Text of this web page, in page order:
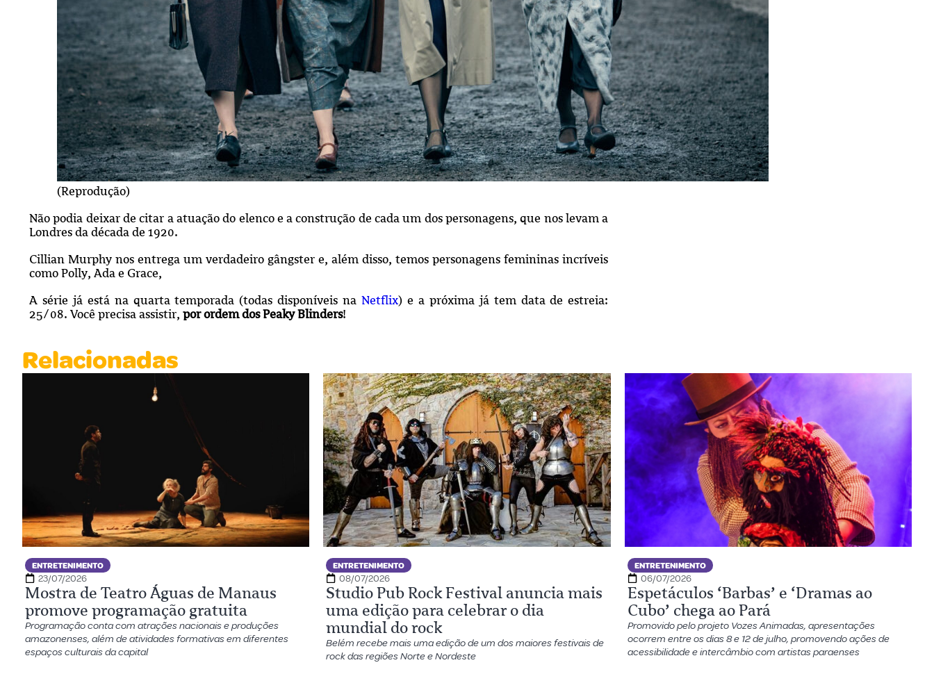
(Reprodução)
Não podia deixar de citar a atuação do elenco e a construção de cada um dos personagens, que nos levam a
Londres da década de 1920.
Cillian Murphy nos entrega um verdadeiro gângster e, além disso, temos personagens femininas incríveis
como Polly, Ada e Grace,
A série já está na quarta temporada (todas disponíveis naNetflix) e a próxima já tem data de estreia:
25/08. Você precisa assistir, por ordem dos Peaky Blinders!
Relacionadas
ENTRETENIMENTO
23/07/2026
Mostra de Teatro Águas de Manaus
promove programação gratuita
Programação conta com atrações nacionais e produções
amazonenses, além de atividades formativas em diferentes
espaços culturais da capital
ENTRETENIMENTO
08/07/2026
Studio Pub Rock Festival anuncia mais
uma edição para celebrar o dia
mundial do rock
Belém recebe mais uma edição de um dos maiores festivais de
rock das regiões Norte e Nordeste
ENTRETENIMENTO
06/07/2026
Espetáculos ‘Barbas’ e ‘Dramas ao
Cubo’ chega ao Pará
Promovido pelo projeto Vozes Animadas, apresentações
ocorrem entre os dias 8 e 12 de julho, promovendo ações de
acessibilidade e intercâmbio com artistas paraenses